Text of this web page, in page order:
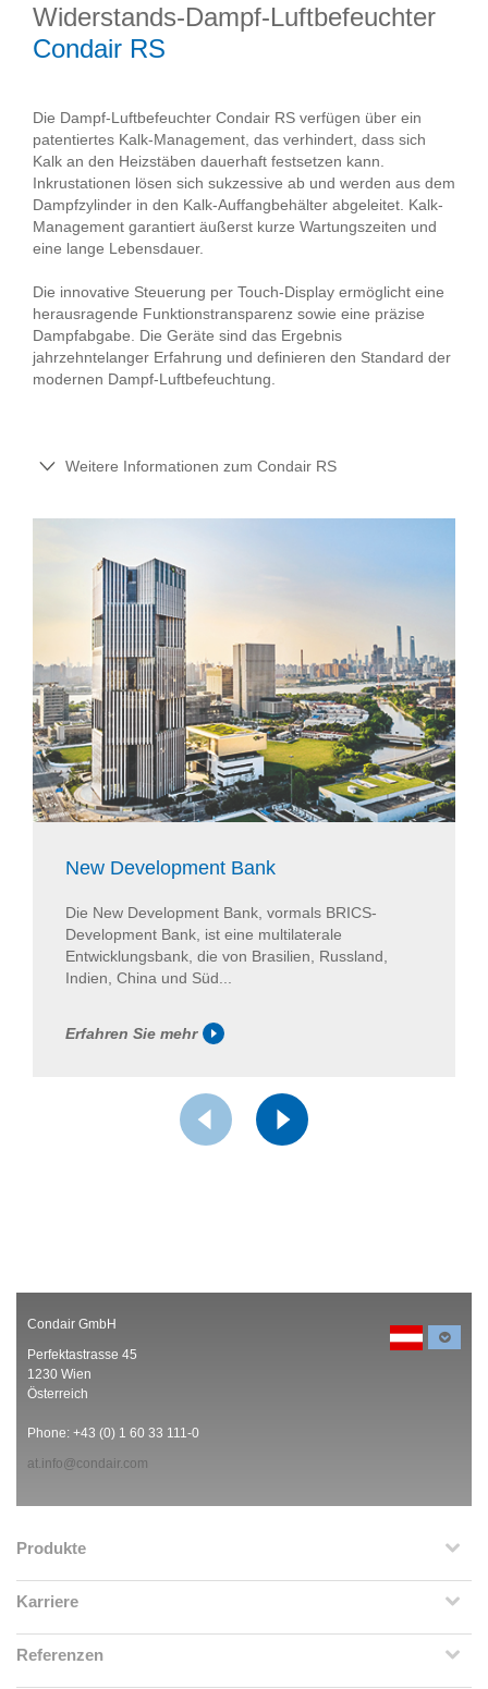
Widerstands-Dampf-Luftbefeuchter
Condair RS
Die Dampf-Luftbefeuchter Condair RS verfügen über ein
patentiertes Kalk-Management, das verhindert, dass sich
Kalk an den Heizstäben dauerhaft festsetzen kann.
Inkrustationen lösen sich sukzessive ab und werden aus dem
Dampfzylinder in den Kalk-Auffangbehälter abgeleitet. Kalk-
Management garantiert äußerst kurze Wartungszeiten und
eine lange Lebensdauer.
Die innovative Steuerung per Touch-Display ermöglicht eine
herausragende Funktionstransparenz sowie eine präzise
Dampfabgabe. Die Geräte sind das Ergebnis
jahrzehntelanger Erfahrung und definieren den Standard der
modernen Dampf-Luftbefeuchtung.
Weitere Informationen zum Condair RS
New Development Bank
Die New Development Bank, vormals BRICS-
Development Bank, ist eine multilaterale
Entwicklungsbank, die von Brasilien, Russland,
Indien, China und Süd...
Erfahren Sie mehr
Condair GmbH
Perfektastrasse 45
1230 Wien
Österreich
Phone: +43 (0) 1 60 33 111-0
at.info@condair.com
Produkte
Karriere
Referenzen